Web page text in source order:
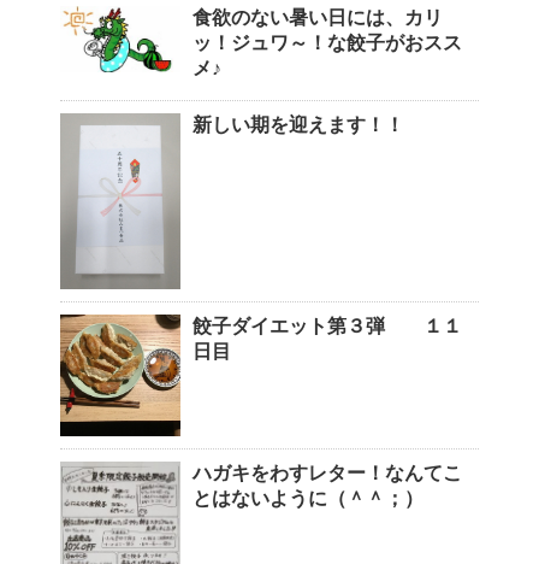
食欲のない暑い日には、カリ
ッ！ジュワ～！な餃子がおスス
メ♪
新しい期を迎えます！！
餃子ダイエット第３弾 １１
日目
ハガキをわすレター！なんてこ
とはないように（＾＾；）